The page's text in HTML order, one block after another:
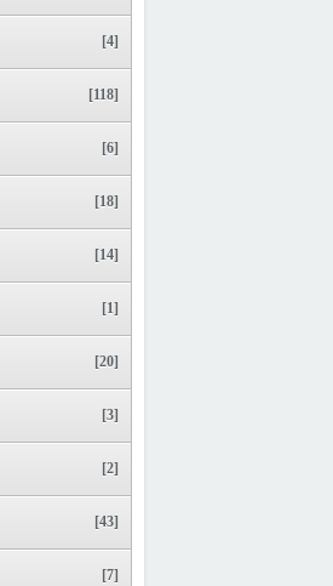
[4]
[118]
[6]
[18]
[14]
[1]
[20]
[3]
[2]
[43]
[7]